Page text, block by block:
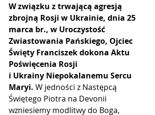
W związku z trwającą agresją
zbrojną Rosji w Ukrainie, dnia 25
marca br., w Uroczystość
Zwiastowania Pańskiego, Ojciec
Święty Franciszek dokona Aktu
Poświęcenia Rosji
i Ukrainy Niepokalanemu Sercu
Maryi. W jedności z Następcą
Świętego Piotra na Devonii
wzniesiemy modlitwy do Boga,